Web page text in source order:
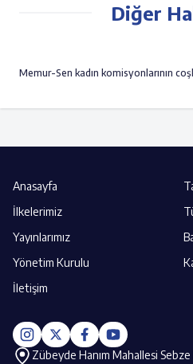
Diğer
Memur-Sen kadın komisyonlarının
Anasayfa
İlkelerimiz
Yayınlarımız
Yönetim Kurulu
İletişim
Zübeyde Hanım Mahallesi